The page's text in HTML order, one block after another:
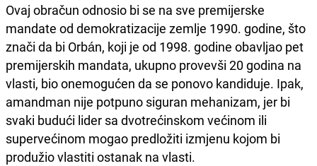
Ovaj obračun odnosio bi se na sve premijerske
mandate od demokratizacije zemlje 1990. godine, što
znači da bi Orbán, koji je od 1998. godine obavljao pet
premijerskih mandata, ukupno provevši 20 godina na
vlasti, bio onemogućen da se ponovo kandiduje. Ipak,
amandman nije potpuno siguran mehanizam, jer bi
svaki budući lider sa dvotrećinskom većinom ili
supervećinom mogao predložiti izmjenu kojom bi
produžio vlastiti ostanak na vlasti.